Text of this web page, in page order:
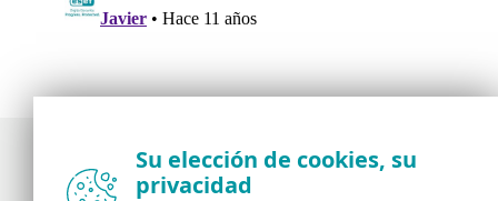
Su elección de cookies, su
privacidad